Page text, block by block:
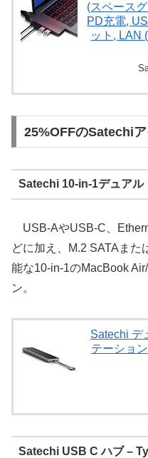
(スペース
PD充電,
ット, LAN
25%OFFのSatechi
Satechi 10-in-1デュアル
USB-AやUSB-C、
どに加え、M.2 SATAま
能な10-in-1のMacBook
ン。
Satechi デ
テーショ
Satechi USB C ハブ –